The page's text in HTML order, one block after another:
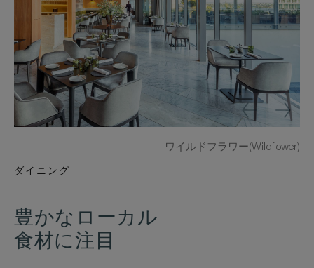
ダイニング
豊かなローカル
食材に注目
ワイルドフラワー(Wildflower)